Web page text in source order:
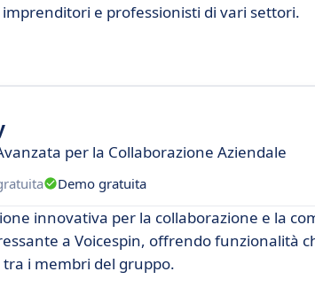
e professionisti di vari settori.
per la Collaborazione Aziendale
Demo gratuita
innovativa per la collaborazione e la
a Voicespin, offrendo funzionalità
i membri del gruppo.